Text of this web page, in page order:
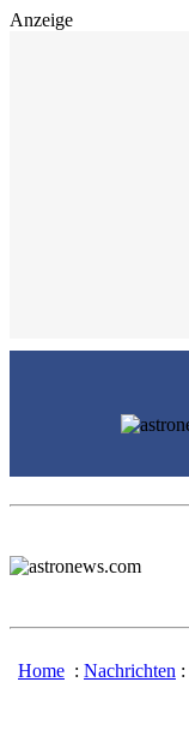
Anzeige
Home : Nachrichten :